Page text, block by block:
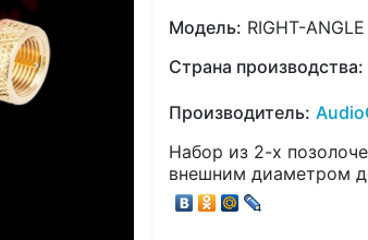
Модель: RIGHT-
Страна производства:
Производитель:
Набор из 2-х
внешним диаметром